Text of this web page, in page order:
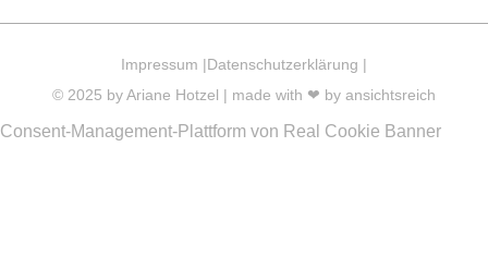
Impressum |Datenschutzerklärung |
© 2025 by Ariane Hotzel | made with ❤ by ansichtsreich
Consent-Management-Plattform von Real Cookie Banner